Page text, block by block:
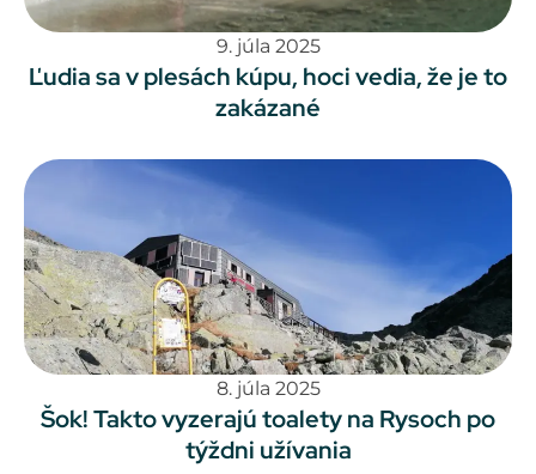
9. júla 2025
Ľudia sa v plesách kúpu, hoci vedia, že je to
zakázané
8. júla 2025
Šok! Takto vyzerajú toalety na Rysoch po
týždni užívania